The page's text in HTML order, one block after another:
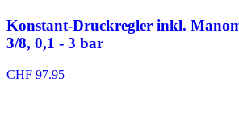
Konstant-Druckregler inkl.
3/8, 0,1 - 3 bar
CHF 97.95